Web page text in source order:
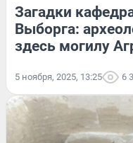
Загадки
Выборга:
здесь могилу
5 ноября, 2025, 13:25 6